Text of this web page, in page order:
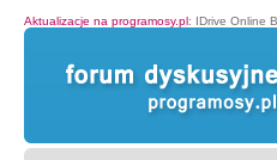
Aktualizacje na programosy.pl: IDrive Online